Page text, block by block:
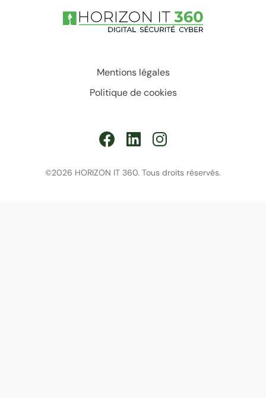
Mentions légales
Politique de cookies
©2026 HORIZON IT 360. Tous droits réservés.